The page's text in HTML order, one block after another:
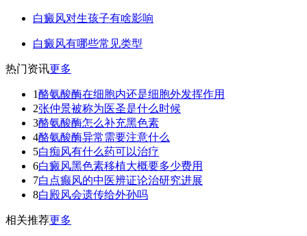
白癜风对生孩子有啥影响
白癜风有哪些常见类型
热门资讯更多
1酪氨酸酶在细胞内还是细胞外发挥作用
2张仲景被称为医圣是什么时候
3酪氨酸酶怎么补充黑色素
4酪氨酸酶异常需要注意什么
5白痴风有什么药可以治疗
6白癜风黑色素移植大概要多少费用
7白点癫风的中医辨证论治研究进展
8白殿风会遗传给外孙吗
相关推荐更多